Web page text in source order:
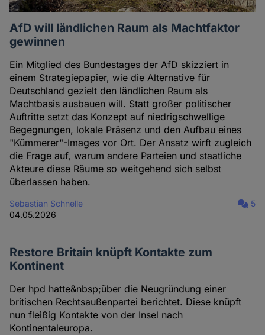
AfD will ländlichen Raum als Machtfaktor
gewinnen
Ein Mitglied des Bundestages der AfD skizziert in
einem Strategiepapier, wie die Alternative für
Deutschland gezielt den ländlichen Raum als
Machtbasis ausbauen will. Statt großer politischer
Auftritte setzt das Konzept auf niedrigschwellige
Begegnungen, lokale Präsenz und den Aufbau eines
"Kümmerer"-Images vor Ort. Der Ansatz wirft zugleich
die Frage auf, warum andere Parteien und staatliche
Akteure diese Räume so weitgehend sich selbst
überlassen haben.
Sebastian Schnelle
04.05.2026
5
Restore Britain knüpft Kontakte zum
Kontinent
Der hpd hatte&nbsp;über die Neugründung einer
britischen Rechtsaußenpartei berichtet. Diese knüpft
nun fleißig Kontakte von der Insel nach
Kontinentaleuropa.